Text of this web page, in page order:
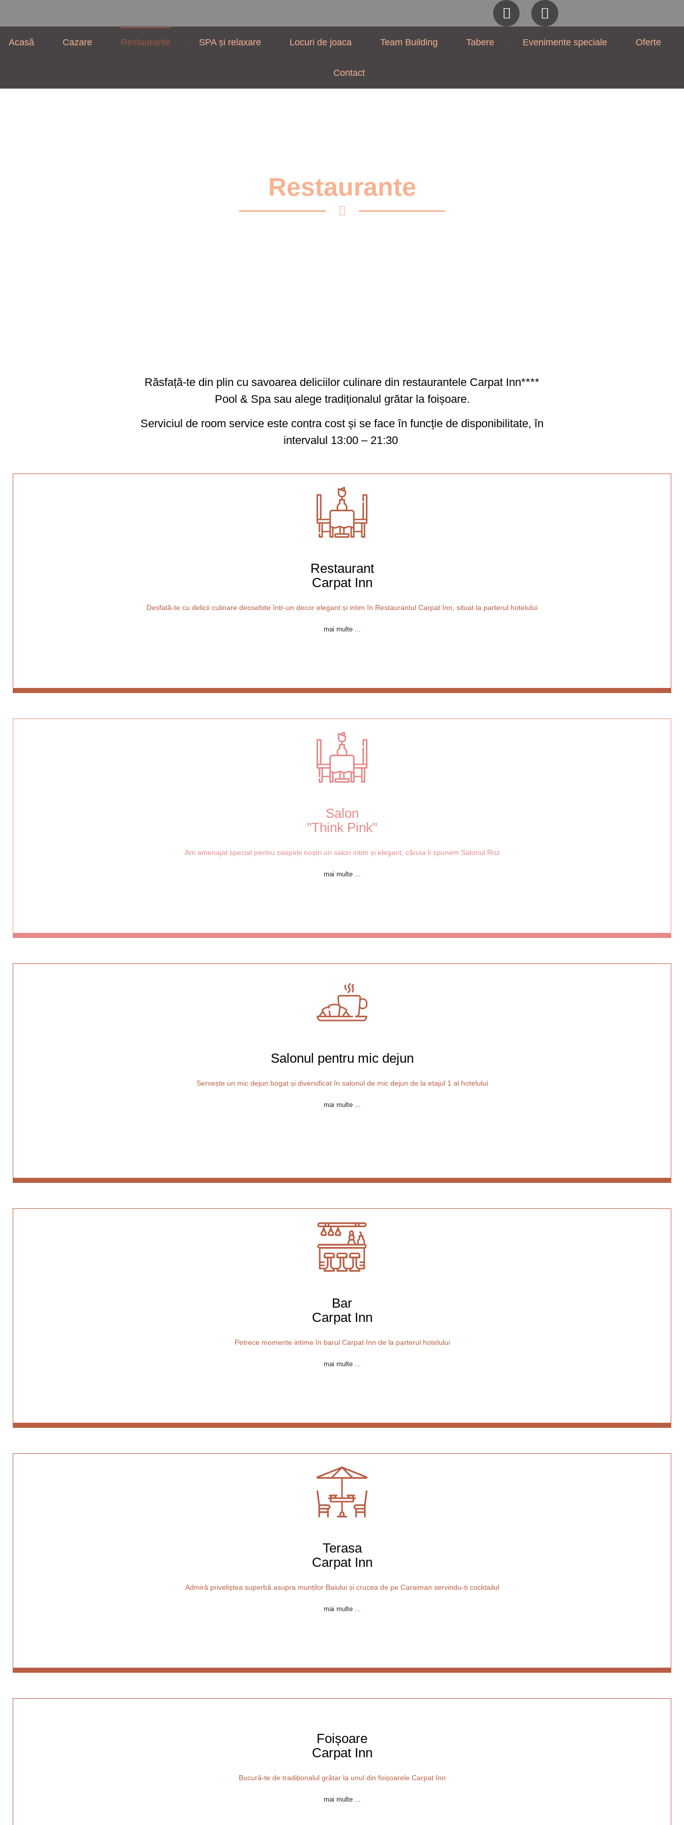
Acasă Cazare Restaurante SPA și relaxare Locuri de joaca Team Building Tabere Evenimente speciale Oferte
Contact
Restaurante
Răsfață-te din plin cu savoarea deliciilor culinare din restaurantele Carpat Inn****
Pool & Spa sau alege tradiționalul grătar la foișoare.
Serviciul de room service este contra cost și se face în funcție de disponibilitate, în
intervalul 13:00 – 21:30
Restaurant
Carpat Inn
Desfată-te cu delicii culinare deosebite într-un decor elegant și intim în Restaurantul Carpat Inn, situat la parterul hotelului
mai multe ...
Salon
"Think Pink"
Am amenajat special pentru oaspeții noștri un salon intim și elegant, căruia îi spunem Salonul Roz
mai multe ...
Salonul pentru mic dejun
Servește un mic dejun bogat și diversificat în salonul de mic dejun de la etajul 1 al hotelului
mai multe ...
Bar
Carpat Inn
Petrece momente intime în barul Carpat Inn de la parterul hotelului
mai multe ...
Terasa
Carpat Inn
Admiră priveliștea superbă asupra munților Baiului și crucea de pe Caraiman servindu-ți cocktailul
mai multe ...
Foișoare
Carpat Inn
Bucură-te de tradiționalul grătar la unul din foișoarele Carpat Inn
mai multe ...